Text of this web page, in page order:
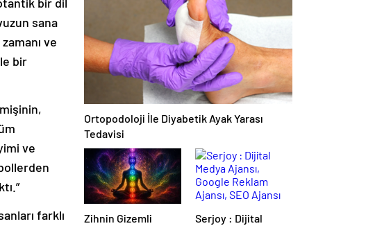
sana
ve
bir
ve
farklı
Ortopodoloji İle Diyabetik Ayak Yarası
Tedavisi
Zihnin Gizemli
Serjoy : Dijital